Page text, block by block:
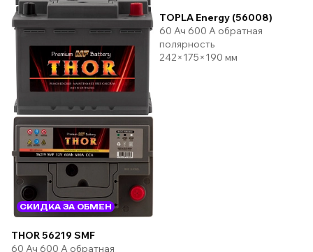
СКИДКА ЗА ОБМЕН
THOR 56219 SMF
60 Ач 600 А обратная
TOPLA Energy (56008)
60 Ач 600 А обратная
полярность
242×175×190 мм